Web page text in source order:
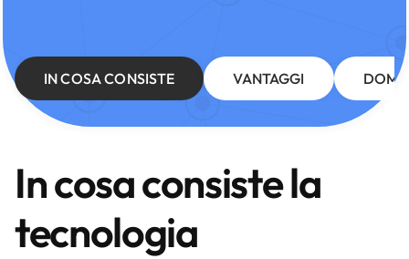
IN COSA CONSISTE VANTAGGI
In cosa consiste la
tecnologia